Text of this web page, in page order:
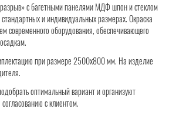
с багетными панелями МДФ шпон и стеклом
и индивидуальных размерах. Окраска
современного оборудования, обеспечивающего
при размере 2500х800 мм. На изделие
оптимальный вариант и организуют
с клиентом.